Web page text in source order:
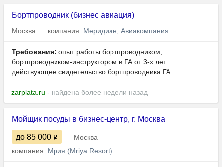
Бортпроводник (бизнес авиация)
Москва компания: Меридиан, Авиакомпания
Требования: опыт работы бортпроводником,
бортпроводником-инструктором в ГА от 3-х лет;
действующее свидетельство бортпроводника ГА...
zarplata.ru - найдена более недели назад
Мойщик посуды в бизнес-центр, г. Москва
до 85 000
Москва
компания: Мрия (Mriya Resort)